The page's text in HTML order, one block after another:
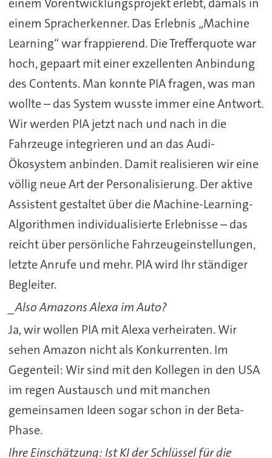
einem Spracherkenner. Das Erlebnis „Machine
Learning“ war frappierend. Die Trefferquote war
hoch, gepaart mit einer exzellenten Anbindung
des Contents. Man konnte PIA fragen, was man
wollte – das System wusste immer eine Antwort.
Wir werden PIA jetzt nach und nach in die
Fahrzeuge integrieren und an das Audi-
Ökosystem anbinden. Damit realisieren wir eine
völlig neue Art der Personalisierung. Der aktive
Assistent gestaltet über die Machine-Learning-
Algorithmen individualisierte Erlebnisse – das
reicht über persönliche Fahrzeugeinstellungen,
letzte Anrufe und mehr. PIA wird Ihr ständiger
Begleiter.
_Also Amazons Alexa im Auto?
Ja, wir wollen PIA mit Alexa verheiraten. Wir
sehen Amazon nicht als Konkurrenten. Im
Gegenteil: Wir sind mit den Kollegen in den USA
im regen Austausch und mit manchen
gemeinsamen Ideen sogar schon in der Beta-
Phase.
Ihre Einschätzung: Ist KI der Schlüssel für die